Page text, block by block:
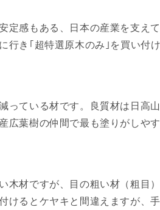
感もある、日本の産業を支え
き｢超特選原木のみ｣を買い付け
ている材です。良質材は日高
葉樹の仲間で最も塗りがしやす
材ですが、目の粗い材（粗目
るとケヤキと間違えますが、